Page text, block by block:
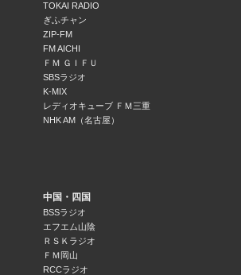
TOKAI RADIO
ぎふチャン
ZIP-FM
FM AICHI
ＦＭ ＧＩＦＵ
SBSラジオ
K-MIX
レディオキューブ ＦＭ三重
NHK AM（名古屋）
中国・四国
BSSラジオ
エフエム山陰
ＲＳＫラジオ
ＦＭ岡山
RCCラジオ